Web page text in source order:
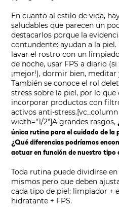
En cuanto al estilo de vida,
saludables que parecen un
destacarlos porque la
contundente: ayudan a la
lavar el rostro con un
de noche, usar FPS a diario
¡mejor!), dormir bien,
También se conoce el rol
stress sobre la piel, por lo
incorporar productos con
activos anti-stress.
width="1/2"]A grandes rasgos,
única rutina para el cuidado de la
¿Qué diferencias podríamos
actuar en función de nuestro tipo
Toda rutina puede dividirse
mismos pero que deben
cada tipo de piel: limpiador +
hidratante + FPS.